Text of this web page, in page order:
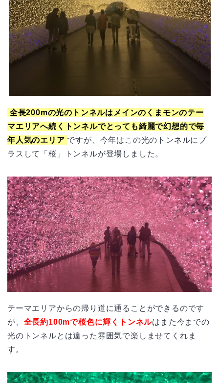
全長200mの光のトンネルはメインのくまモンのテー
マエリアへ続くトンネルでとっても綺麗で幻想的で毎
年人気のエリア ですが、今年はこの光のトンネルにプ
ラスして「桜」トンネルが登場しました。
テーマエリアからの帰り道に通ることができるのです
が、 全長約100mで桜色に輝くトンネルはまた今までの
光のトンネルとは違った雰囲気で楽しませてくれま
す。